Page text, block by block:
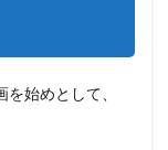
始めとして、